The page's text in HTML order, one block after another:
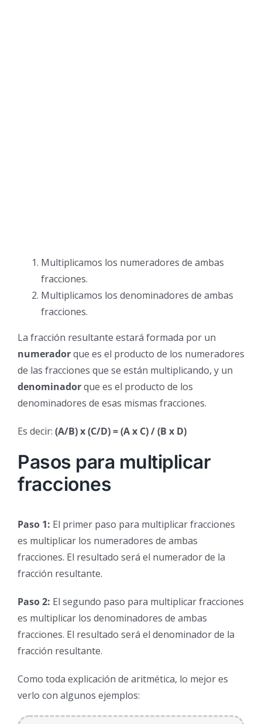
Multiplicamos los numeradores de ambas
fracciones.
Multiplicamos los denominadores de ambas
fracciones.
La fracción resultante estará formada por un
numeradorque es el producto de los numeradores
de las fracciones que se están multiplicando, y un
denominadorque es el producto de los
denominadores de esas mismas fracciones.
Es decir: (A/B) x (C/D) = (A x C) / (B x D)
Pasos para multiplicar
fracciones
Paso 1: El primer paso para multiplicar fracciones
es multiplicar los numeradores de ambas
fracciones. El resultado será el numerador de la
fracción resultante.
Paso 2: El segundo paso para multiplicar fracciones
es multiplicar los denominadores de ambas
fracciones. El resultado será el denominador de la
fracción resultante.
Como toda explicación de aritmética, lo mejor es
verlo con algunos ejemplos: